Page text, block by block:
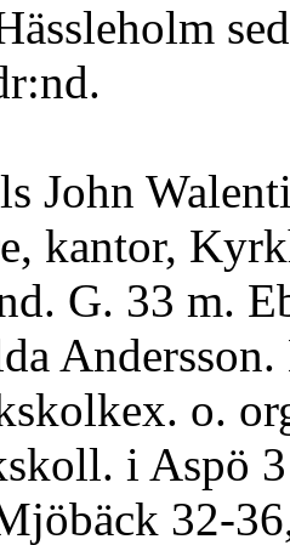
John
kantor,
G. 33 m.
o.
i Aspö
32-